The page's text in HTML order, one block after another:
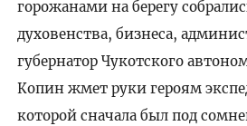
горожанами на берегу
духовенства, бизнеса,
губернатор Чукотского
Копин жмет руки героям
которой сначала был под